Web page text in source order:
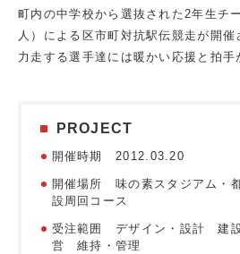
町内の中学校から選抜された2年生チ
人）による区市町対抗駅伝競走が開催
力走する選手達には暖かい応援と拍手
PROJECT
開催時期 2012.03.20
開催場所 味の素スタジアム・
設周回コース
受注範囲 デザイン・設計 建
営 維持・管理